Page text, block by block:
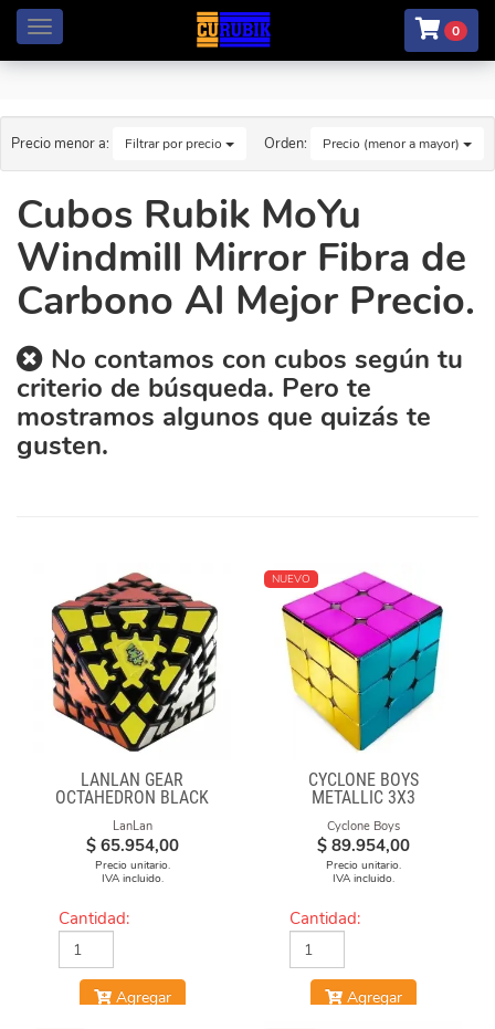
Menú 0
Precio menor a: Filtrar por precio Orden: Precio (menor a mayor)
Cubos Rubik MoYu
Windmill Mirror Fibra de
Carbono Al Mejor Precio.
No contamos con cubos según tu
criterio de búsqueda. Pero te
mostramos algunos que quizás te
gusten.
LANLAN GEAR
OCTAHEDRON BLACK
LanLan
$ 65.954,00
Precio unitario.
IVA incluido.
Cantidad:
Agregar
NUEVO
CYCLONE BOYS
METALLIC 3X3
MAGNETICO MACARON
Cyclone Boys
$ 89.954,00
Precio unitario.
IVA incluido.
Cantidad:
Agregar